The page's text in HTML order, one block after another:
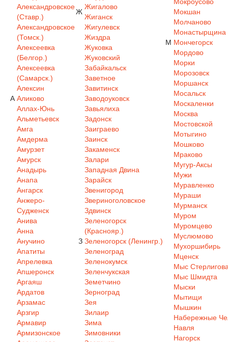
А
Александровское
(Ставр.)
Александровское
(Томск.)
Алексеевка
(Белгор.)
Алексеевка
(Самарск.)
Алексин
Аликово
Аллах-Юнь
Альметьевск
Амга
Амдерма
Амурзет
Амурск
Анадырь
Анапа
Ангарск
Анжеро-
Судженск
Анива
Анна
Анучино
Апатиты
Апрелевка
Апшеронск
Аргаяш
Ардатов
Арзамас
Арзгир
Армавир
Армизонское
Ж
Жигалово
Жиганск
Жигулевск
Жиздра
Жуковка
Жуковский
З
Забайкальск
Заветное
Завитинск
Заводоуковск
Завьялиха
Задонск
Заиграево
Заинск
Закаменск
Залари
Западная Двина
Зарайск
Звенигород
Звериноголовское
Здвинск
Зеленогорск
(Краснояр.)
Зеленогорск (Ленингр.)
Зеленоград
Зеленокумск
Зеленчукская
Земетчино
Зерноград
Зея
Зилаир
Зима
Зимовники
М
Мокшан
Молчаново
Монастырщина
Мончегорск
Мордово
Морки
Морозовск
Моршанск
Мосальск
Москаленки
Москва
Мостовской
Мотыгино
Мошково
Мраково
Мугур-Аксы
Мужи
Муравленко
Мураши
Мурманск
Муром
Муромцево
Муслюмово
Мухоршибирь
Мценск
Мыс
Мыс Шмидта
Мыски
Мытищи
Мышкин
Набережные
Навля
Нагорск